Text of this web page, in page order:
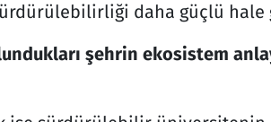
daha güçlü hale
şehrin ekosistem